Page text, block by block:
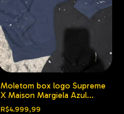
Moletom box logo Supreme
X Maison Margiela Azul
Marinho
R$4.999,99